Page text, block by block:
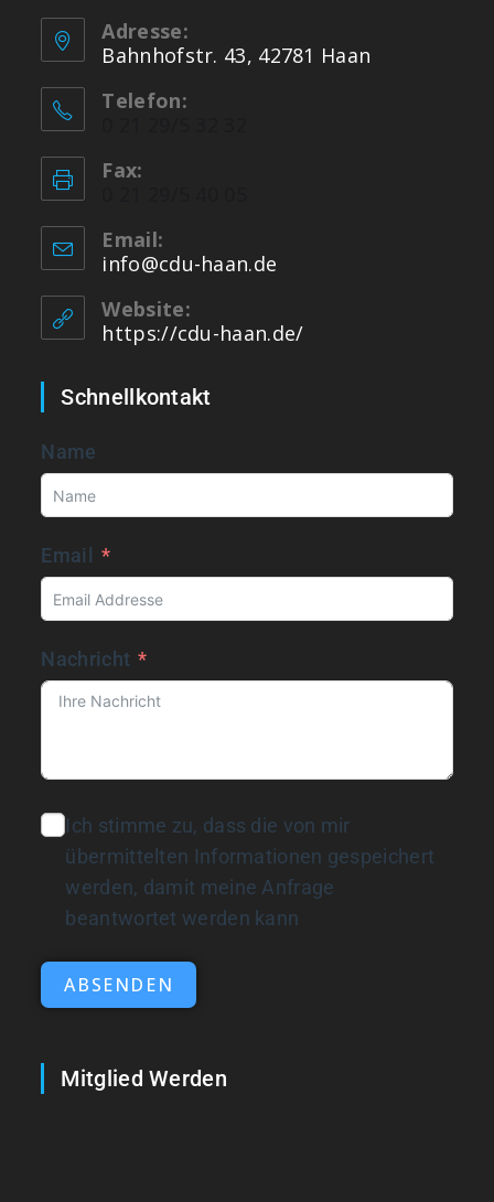
Adresse:
Bahnhofstr. 43, 42781 Haan
Telefon:
Fax:
Email:
info@cdu-haan.de
Website:
https://cdu-haan.de/
Schnellkontakt
Name
Email
Nachricht
Ich stimme zu, dass die von mir
übermittelten Informationen gespeichert
werden, damit meine Anfrage
beantwortet werden kann
ABSENDEN
Mitglied Werden